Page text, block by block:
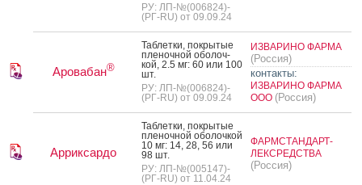
РУ: ЛП-№(006824)-
(РГ-RU) от 09.09.24
Аровабан®
Таб­летки, пок­ры­тые
пле­ноч­ной обо­лоч­
кой, 2.5 мг: 60 или 100
шт.
РУ: ЛП-№(006824)-
(РГ-RU) от 09.09.24
ИЗВАРИНО ФАРМА
(Россия)
контакты:
ИЗВАРИНО ФАРМА
ООО (Россия)
Арриксардо
Таб­летки, пок­ры­тые
пле­ноч­ной обо­лоч­кой
10 мг: 14, 28, 56 или
98 шт.
РУ: ЛП-№(005147)-
(РГ-RU) от 11.04.24
ФАРМСТАНДАРТ-
ЛЕКСРЕДСТВА
(Россия)